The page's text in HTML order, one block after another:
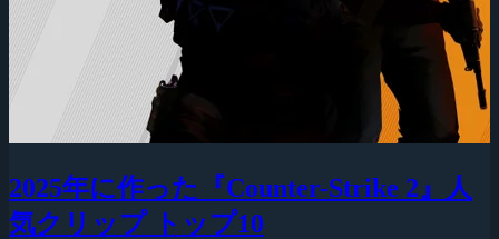
2025年に作った『Counter-Strike 2』人
気クリップ トップ10